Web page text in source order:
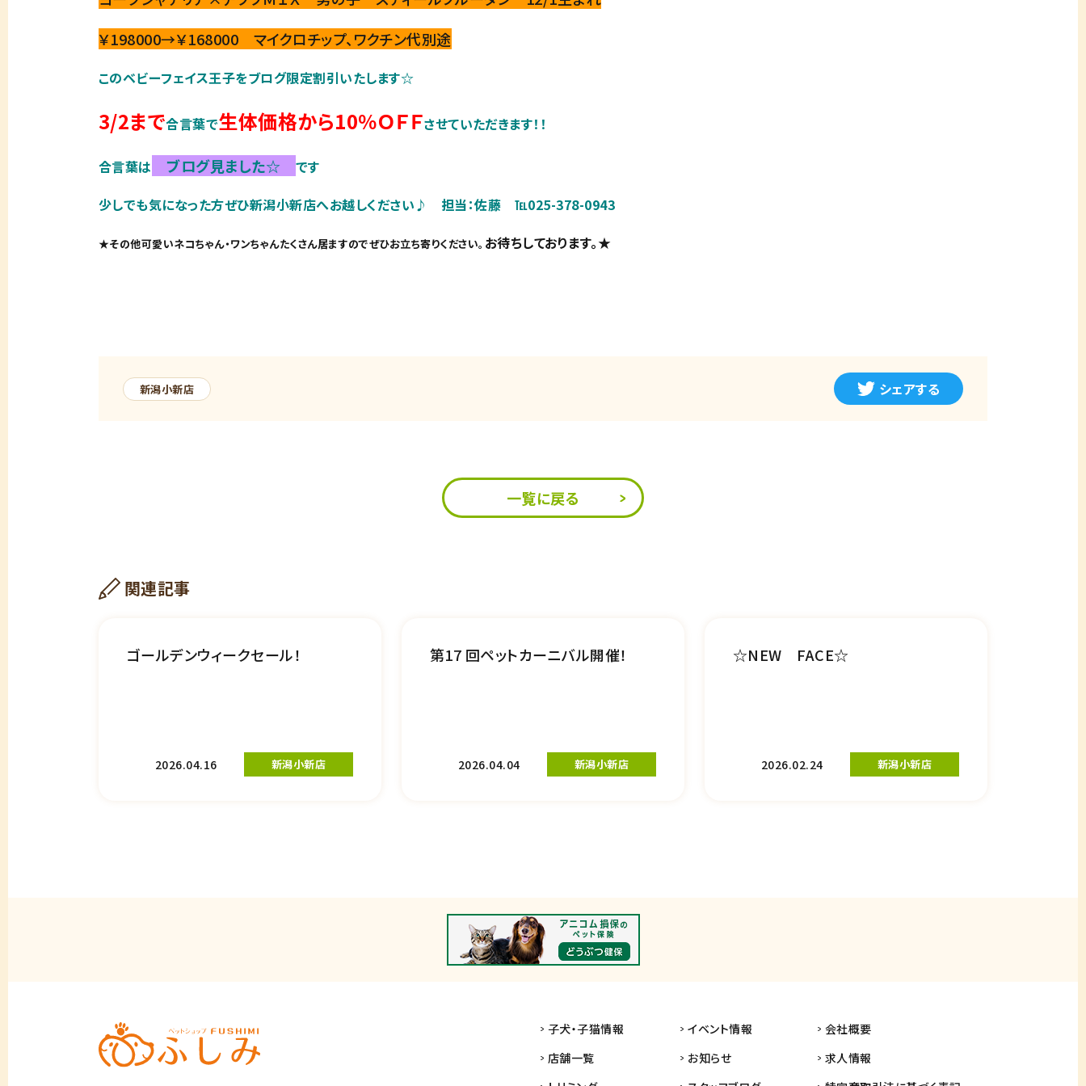
￥198000→￥168000 マイクロチップ、ワクチン代別途
このベビーフェイス王子をブログ限定割引いたします☆
3/2まで合言葉で生体価格から10％ＯＦＦさせていただきます！！
合言葉は ブログ見ました☆ です
少しでも気になった方ぜひ新潟小新店へお越しください♪ 担当：佐藤 ℡025-378-0943
★その他可愛いネコちゃん・ワンちゃんたくさん居ますのでぜひお立ち寄りください。 お待ちしております。★
新潟小新店 シェアする
一覧に戻る
関連記事
ゴールデンウィークセール！
2026.04.16 新潟小新店
第17 回ペットカーニバル開催！
2026.04.04 新潟小新店
☆NEW FACE☆
2026.02.24 新潟小新店
子犬・子猫情報
店舗一覧
イベント情報
お知らせ
会社概要
求人情報